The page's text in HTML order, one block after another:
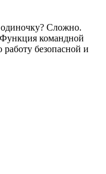
одиночку? Сложно.
командной
безопасной и